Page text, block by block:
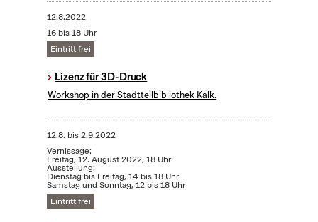
12.8.2022
16 bis 18 Uhr
Eintritt frei
Lizenz für 3D-Druck
Workshop in der Stadtteilbibliothek Kalk.
12.8. bis2.9.2022
Vernissage:
Freitag, 12. August 2022, 18 Uhr
Ausstellung:
Dienstag bis Freitag, 14 bis 18 Uhr
Samstag und Sonntag, 12 bis 18 Uhr
Eintritt frei